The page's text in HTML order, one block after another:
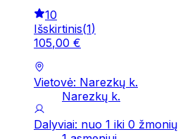
10
Išskirtinis(1)
105,00 €
Vietovė: Narezkų k.
Narezkų k.
Dalyviai: nuo 1 iki 0 žmonių